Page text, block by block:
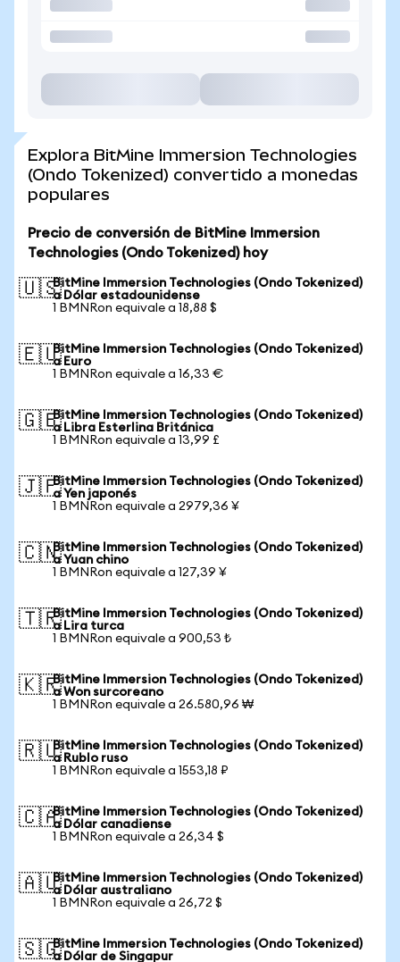
Explora BitMine Immersion Technologies
(Ondo Tokenized) convertido a monedas
populares
Precio de conversión de BitMine Immersion
Technologies (Ondo Tokenized) hoy
🇺🇸BitMine Immersion Technologies (Ondo Tokenized)
a Dólar estadounidense
1 BMNRon equivale a 18,88 $
🇪🇺BitMine Immersion Technologies (Ondo Tokenized)
a Euro
1 BMNRon equivale a 16,33 €
🇬🇧BitMine Immersion Technologies (Ondo Tokenized)
a Libra Esterlina Británica
1 BMNRon equivale a 13,99 £
🇯🇵BitMine Immersion Technologies (Ondo Tokenized)
a Yen japonés
1 BMNRon equivale a 2979,36 ¥
🇨🇳BitMine Immersion Technologies (Ondo Tokenized)
a Yuan chino
1 BMNRon equivale a 127,39 ¥
🇹🇷BitMine Immersion Technologies (Ondo Tokenized)
a Lira turca
1 BMNRon equivale a 900,53 ₺
🇰🇷BitMine Immersion Technologies (Ondo Tokenized)
a Won surcoreano
1 BMNRon equivale a 26.580,96 ₩
🇷🇺BitMine Immersion Technologies (Ondo Tokenized)
a Rublo ruso
1 BMNRon equivale a 1553,18 ₽
🇨🇦BitMine Immersion Technologies (Ondo Tokenized)
a Dólar canadiense
1 BMNRon equivale a 26,34 $
🇦🇺BitMine Immersion Technologies (Ondo Tokenized)
a Dólar australiano
1 BMNRon equivale a 26,72 $
🇸🇬BitMine Immersion Technologies (Ondo Tokenized)
a Dólar de Singapur